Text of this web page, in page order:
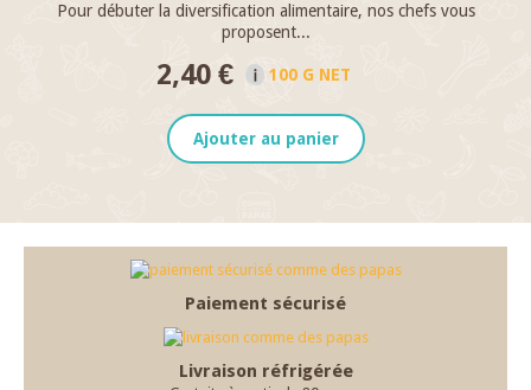
Pour débuter la diversification alimentaire, nos chefs vous
proposent...
2,40 € 100 G NET
Ajouter au panier
Paiement sécurisé
Livraison réfrigérée